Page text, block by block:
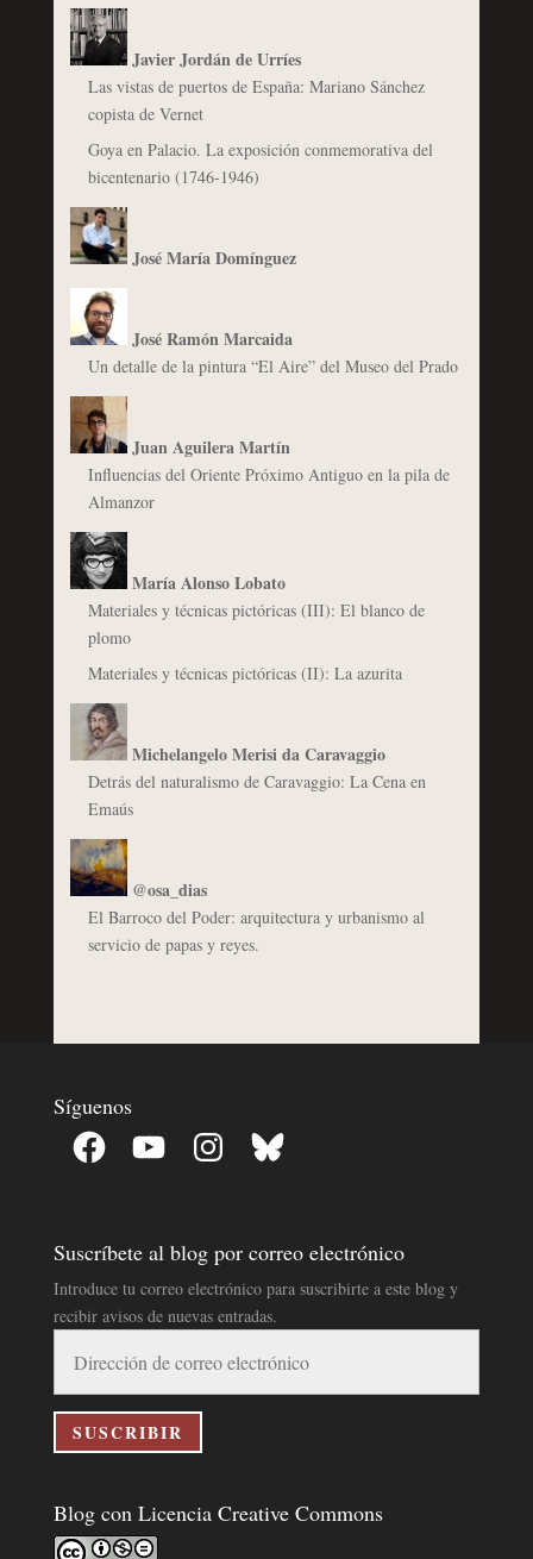
Javier Jordán de Urríes
Las vistas de puertos de España: Mariano Sánchez
copista de Vernet
Goya en Palacio. La exposición conmemorativa del
bicentenario (1746-1946)
José María Domínguez
José Ramón Marcaida
Un detalle de la pintura “El Aire” del Museo del Prado
Juan Aguilera Martín
Influencias del Oriente Próximo Antiguo en la pila de
Almanzor
María Alonso Lobato
Materiales y técnicas pictóricas (III): El blanco de
plomo
Materiales y técnicas pictóricas (II): La azurita
Michelangelo Merisi da Caravaggio
Detrás del naturalismo de Caravaggio: La Cena en
Emaús
@osa_dias
El Barroco del Poder: arquitectura y urbanismo al
servicio de papas y reyes.
Síguenos
Facebook YouTube InstagramBluesky
Suscríbete al blog por correo electrónico
Introduce tu correo electrónico para suscribirte a este blog y
recibir avisos de nuevas entradas.
correo
electrónico
SUSCRIBIR
Blog con Licencia Creative Commons